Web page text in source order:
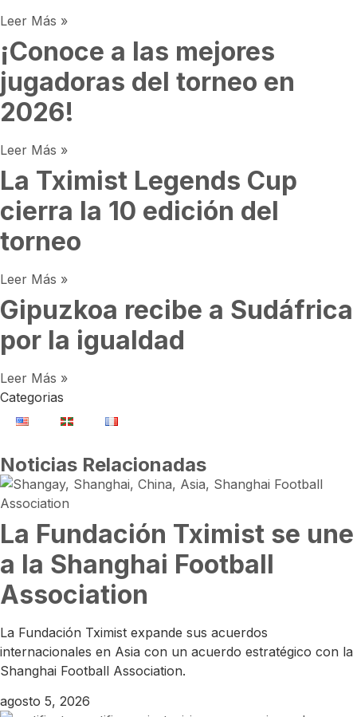
Leer Más »
¡Conoce a las mejores
jugadoras del torneo en
2026!
Leer Más »
La Tximist Legends Cup
cierra la 10 edición del
torneo
Leer Más »
Gipuzkoa recibe a Sudáfrica
por la igualdad
Leer Más »
Categorias
Noticias Relacionadas
La Fundación Tximist se une
a la Shanghai Football
Association
La Fundación Tximist expande sus acuerdos
internacionales en Asia con un acuerdo estratégico con la
Shanghai Football Association.
agosto 5, 2026